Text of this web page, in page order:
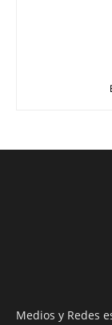
Medios y Redes